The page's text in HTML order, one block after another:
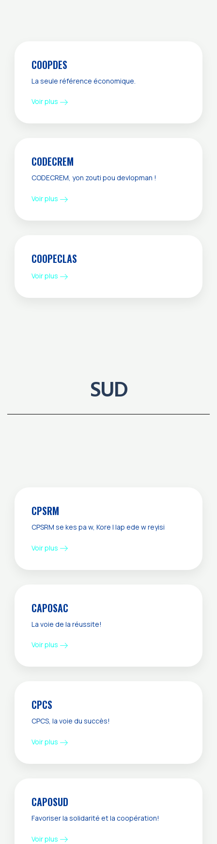
COOPDES
La seule référence économique.
Voir plus
CODECREM
CODECREM, yon zouti pou devlopman !
Voir plus
COOPECLAS
Voir plus
SUD
CPSRM
CPSRM se kes pa w, Kore l lap ede w reyisi
Voir plus
CAPOSAC
La voie de la réussite!
Voir plus
CPCS
CPCS, la voie du succès!
Voir plus
CAPOSUD
Favoriser la solidarité et la coopération!
Voir plus